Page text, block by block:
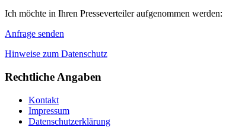
Ich möchte in Ihren Presseverteiler aufgenommen werden:
Anfrage senden
Hinweise zum Datenschutz
Rechtliche Angaben
Kontakt
Impressum
Datenschutzerklärung